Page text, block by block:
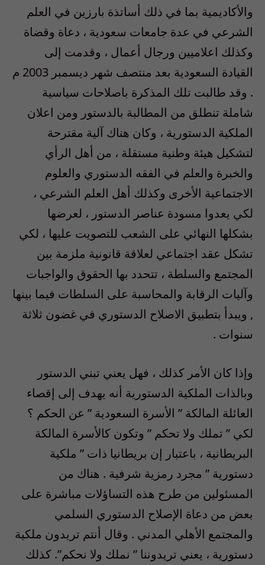
والأكاديمية بما في ذلك أساتذة بارزين في العلم
الشرعي في عدة جامعات سعودية ، دعاة وقضاة
وكذلك اعلاميين ورجال أعمال ، وقدمت إلى
القيادة السعودية بعد منتصف شهر ديسمبر 2003 م
. وقد طالبت تلك المذكرة باصلاحات سياسية
شاملة تنطلق من المطالبة بالدستور ومن اعلان
الملكية الدستورية ، وكان هناك آلية مقترحة
لتشكيل هيئة وطنية مستقلة ، من أهل الرأي
والخبرة والعلم في الفقه الدستوري والعلوم
الاجتماعية الأخرى وكذلك أهل العلم الشرعي ،
لكي يعدوا مسودة عناصر الدستور ، لعرضها
بشكلها النهائي على الشعب للتصويت عليها ، لكي
تشكل عقد اجتماعي لعلاقة قانونية ملزمة بين
المجتمع والسلطة ، تتحدد بها الحقوق والواجبات
وآليات الرقابة والمحاسبة على السلطات فيما بينها
, ويبدأ بتطبيق الاصلاح الدستوري في غضون ثلاثة
سنوات .
وإذا كان الأمر كذلك ، فهل يعني تبني الدستور
وبالذات الملكية الدستورية أنه يهدف إلى إقصاء
العائلة المالكة ” الأسرة السعودية ” عن الحكم ؟
لكي ” تملك ولا تحكم ” وتكون كالأسرة المالكة
البريطانية ، باعتبار إن بريطانيا ذات ” ملكية
دستورية ” مجرد رمزية شرفية . هناك من
المسئولين من طرح هذه التساؤلات مباشرة على
بعض من دعاة الإصلاح الدستوري السلمي
والمجتمع الأهلي المدني . وقال أنتم تريدون ملكية
دستورية ، يعني تريدوننا ” نملك ولا نحكم”. كذلك